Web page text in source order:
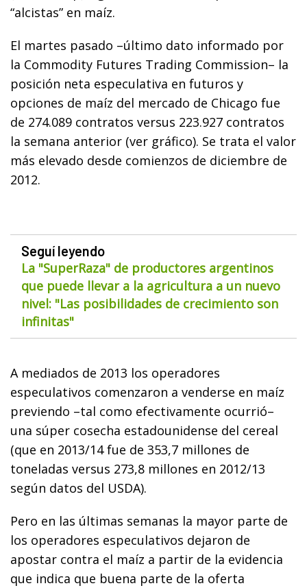
“alcistas” en maíz.
El martes pasado –último dato informado por
la Commodity Futures Trading Commission– la
posición neta especulativa en futuros y
opciones de maíz del mercado de Chicago fue
de 274.089 contratos versus 223.927 contratos
la semana anterior (ver gráfico). Se trata el valor
más elevado desde comienzos de diciembre de
2012.
Seguí leyendo
La "SuperRaza" de productores argentinos
que puede llevar a la agricultura a un nuevo
nivel: "Las posibilidades de crecimiento son
infinitas"
A mediados de 2013 los operadores
especulativos comenzaron a venderse en maíz
previendo –tal como efectivamente ocurrió–
una súper cosecha estadounidense del cereal
(que en 2013/14 fue de 353,7 millones de
toneladas versus 273,8 millones en 2012/13
según datos del USDA).
Pero en las últimas semanas la mayor parte de
los operadores especulativos dejaron de
apostar contra el maíz a partir de la evidencia
que indica que buena parte de la oferta